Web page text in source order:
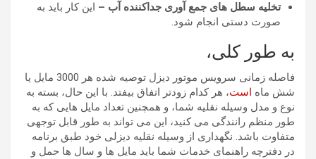
تخلیه سطل های جمع آوری جداکننده آب – این کار باید به
صورت دستی انجام شود.
به طور کلی،
فاصله زمانی سرویس موتور دیزل توصیه شده هر 3000 مایل یا
شش ماه است، هر کدام زودتر اتفاق بیفتد. با این حال، بسته به
نوع و مدل وسیله نقلیه شما، و همچنین تعداد مایل هایی که به
طور منظم رانندگی می کنید، این می تواند به طور قابل توجهی
متفاوت باشد. نگهداری از وسیله نقلیه دیزلی خود طبق برنامه
در دفترچه راهنمای خدمات شما باید مایل ها و سال ها حمل و